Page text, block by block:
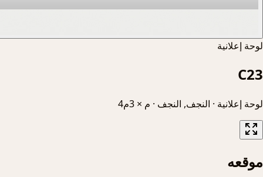
لوحة إعلانية
C23
لوحة إعلانية · النجف, النجف · 4م × 3م
موقعه